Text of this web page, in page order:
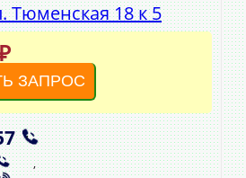
Тюменская 18 к 5
ЗАПРОС
,
,